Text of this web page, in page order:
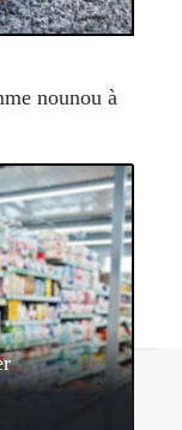
nounou à
Sitemap